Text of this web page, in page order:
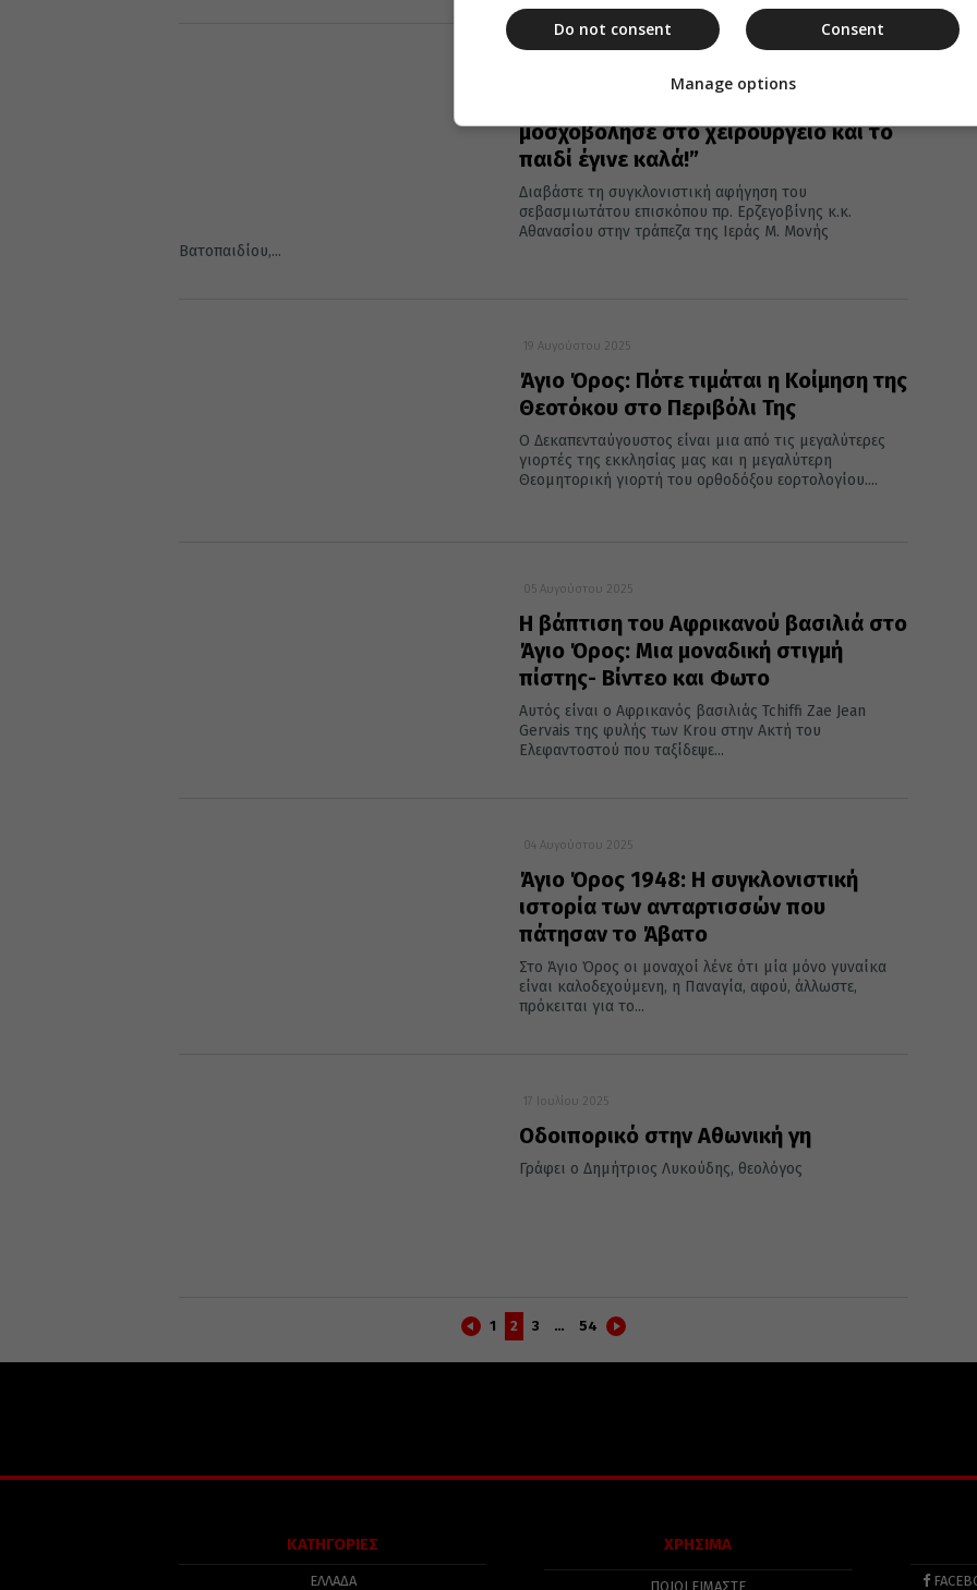
μοσχοβόλησε στο χειρουργείο και το
παιδί έγινε καλά!”
Διαβάστε τη συγκλονιστική αφήγηση του
σεβασμιωτάτου επισκόπου πρ. Ερζεγοβίνης κ.κ.
Αθανασίου στην τράπεζα της Ιεράς Μ. Μονής
Βατοπαιδίου,...
19 Αυγούστου 2025
Άγιο Όρος: Πότε τιμάται η Κοίμηση της
Θεοτόκου στο Περιβόλι Της
Ο Δεκαπενταύγουστος είναι μια από τις μεγαλύτερες
γιορτές της εκκλησίας μας και η μεγαλύτερη
Θεομητορική γιορτή του ορθοδόξου εορτολογίου....
05 Αυγούστου 2025
Η βάπτιση του Αφρικανού βασιλιά στο
Άγιο Όρος: Μια μοναδική στιγμή
πίστης- Βίντεο και Φωτο
Αυτός είναι ο Αφρικανός βασιλιάς Tchiffi Zae Jean
Gervais της φυλής των Krou στην Ακτή του
Ελεφαντοστού που ταξίδεψε...
04 Αυγούστου 2025
Άγιο Όρος 1948: Η συγκλονιστική
ιστορία των ανταρτισσών που
πάτησαν το Άβατο
Στο Άγιο Όρος οι μοναχοί λένε ότι μία μόνο γυναίκα
είναι καλοδεχούμενη, η Παναγία, αφού, άλλωστε,
πρόκειται για το...
17 Ιουλίου 2025
Οδοιπορικό στην Αθωνική γη
Γράφει ο Δημήτριος Λυκούδης, θεολόγος
1 2 3 … 54
ΚΑΤΗΓΟΡΙΕΣ
ΕΛΛΑΔΑ
ΧΡΗΣΙΜΑ
ΠΟΙΟΙ ΕΙΜΑΣΤΕ
Consent
Do not consent
Manage options